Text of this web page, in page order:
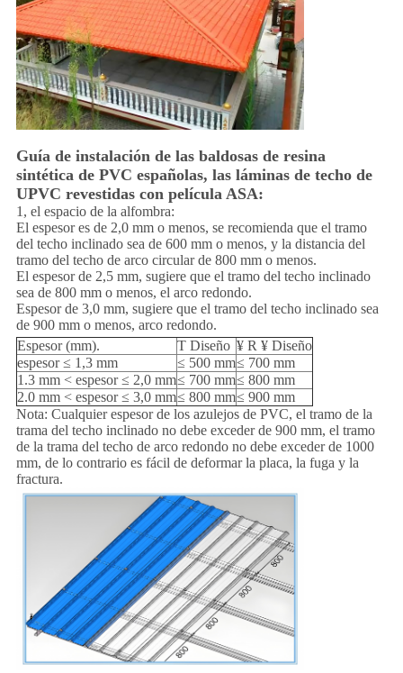
Guía de instalación de las baldosas de resina
sintética de PVC españolas, las láminas de techo de
UPVC revestidas con película ASA:
1, el espacio de la alfombra:
El espesor es de 2,0 mm o menos, se recomienda que el tramo
del techo inclinado sea de 600 mm o menos, y la distancia del
tramo del techo de arco circular de 800 mm o menos.
El espesor de 2,5 mm, sugiere que el tramo del techo inclinado
sea de 800 mm o menos, el arco redondo.
Espesor de 3,0 mm, sugiere que el tramo del techo inclinado sea
de 900 mm o menos, arco redondo.
Espesor (mm).
T Diseño ¥ R ¥ Diseño
espesor ≤ 1,3 mm
≤ 500 mm≤ 700 mm
1.3 mm < espesor ≤ 2,0 mm≤ 700 mm≤ 800 mm
2.0 mm < espesor ≤ 3,0 mm≤ 800 mm≤ 900 mm
Nota: Cualquier espesor de los azulejos de PVC, el tramo de la
trama del techo inclinado no debe exceder de 900 mm, el tramo
de la trama del techo de arco redondo no debe exceder de 1000
mm, de lo contrario es fácil de deformar la placa, la fuga y la
fractura.